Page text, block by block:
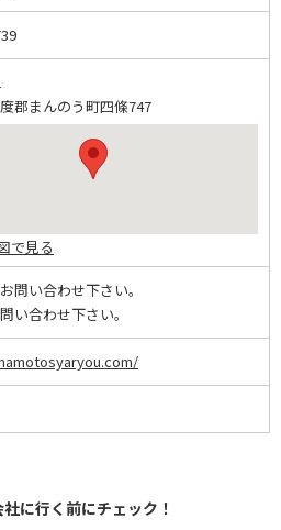
郡まんのう町四條747
で見る
お問い合わせ下さい。
い合わせ下さい。
に行く前にチェック！